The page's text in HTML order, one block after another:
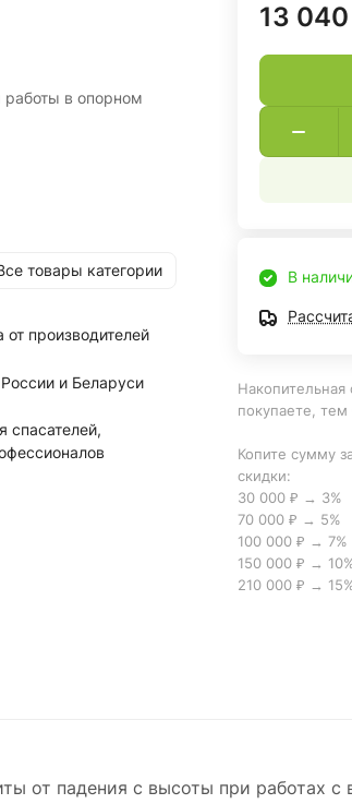
работы в опорном
товары категории
от производителей
и Беларуси
спасателей,
13
В
покупаете,
Копите сумму
скидки:
30 000 ₽ → 3%
70 000 ₽ → 5%
100 000 ₽ → 7%
150 000 ₽ →
210 000 ₽ →
от падения с высоты при работах